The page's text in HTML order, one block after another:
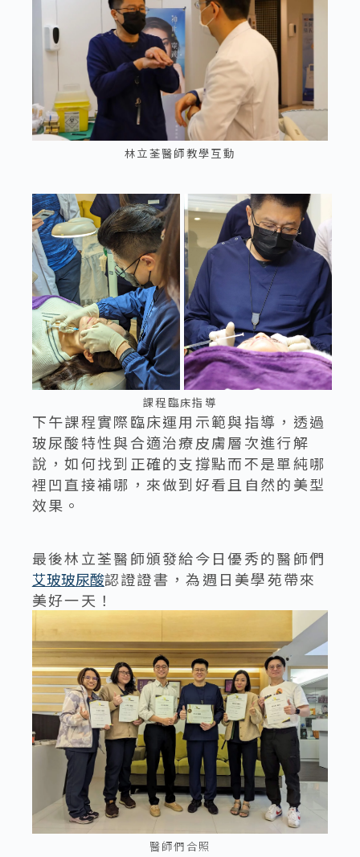
林立荃醫師教學互動
課程臨床指導
下午課程實際臨床運用示範與指導，透過
玻尿酸特性與合適治療皮膚層次進行解
說，如何找到正確的支撐點而不是單純哪
裡凹直接補哪，來做到好看且自然的美型
效果。
最後林立荃醫師頒發給今日優秀的醫師們
艾玻玻尿酸認證證書，為週日美學苑帶來
美好一天！
醫師們合照